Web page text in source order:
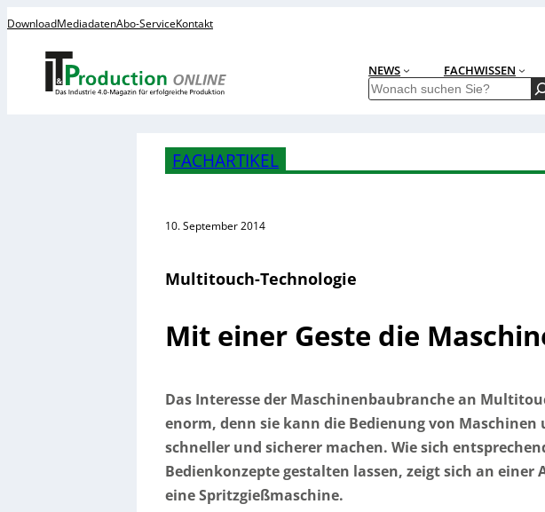
DownloadMediadatenAbo-ServiceKontakt
NEWS FACHWISSEN
S
e
FACHARTIKEL
10. September 2014
Multitouch-Technologie
Mit einer Geste die
Das Interesse der Maschinenbaubranche an
enorm, denn sie kann die Bedienung von
schneller und sicherer machen. Wie sich
Bedienkonzepte gestalten lassen, zeigt sich an einer
eine Spritzgießmaschine.